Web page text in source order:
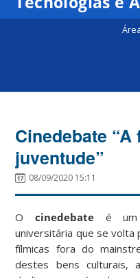
Cinedebate “A
juventude”
08/09/2020 15:11
Ocinedebate é um
universitária que se volta
fílmicas fora do
destes bens culturais,